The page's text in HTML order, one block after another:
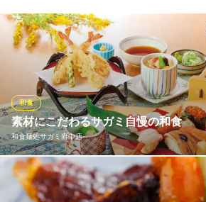
素材にこだわるサガミ自慢の和食
和食麺処サガミ府中店
和食
そば・うどんをはじめ、定食、丼もの、お
くお楽しみいただけます。和食の基本と